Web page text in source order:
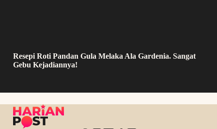
Resepi Roti Pandan Gula Melaka Ala Gardenia. Sangat
Gebu Kejadiannya!